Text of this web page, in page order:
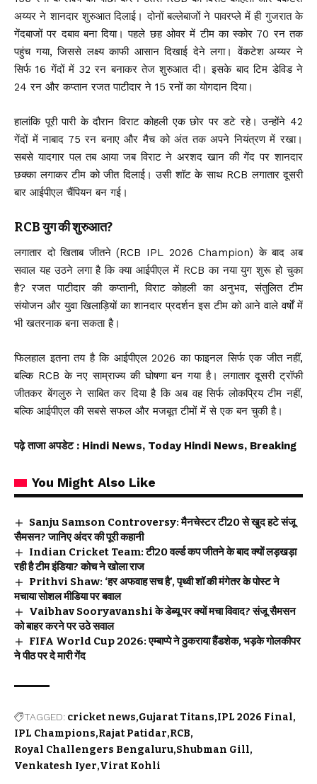
अय्यर ने शानदार शुरुआत दिलाई। दोनों बल्लेबाजों ने पावरप्ले में ही गुजरात के
गेंदबाजों पर दबाव बना दिया। पहले छह ओवर में टीम का स्कोर 70 रन तक
पहुंच गया, जिससे लक्ष्य काफी आसान दिखाई देने लगा। वेंकटेश अय्यर ने
सिर्फ 16 गेंदों में 32 रन बनाकर तेज शुरुआत दी। इसके बाद टिम डेविड ने
24 रन और कप्तान रजत पाटीदार ने 15 रनों का योगदान दिया।
हालांकि पूरी पारी के दौरान विराट कोहली एक छोर पर डटे रहे। उन्होंने 42
गेंदों में नाबाद 75 रन बनाए और मैच को अंत तक अपने नियंत्रण में रखा।
सबसे यादगार पल तब आया जब विराट ने अरशद खान की गेंद पर शानदार
छक्का लगाकर टीम को जीत दिलाई। उसी शॉट के साथ RCB लगातार दूसरी
बार आईपीएल चैंपियन बन गई।
RCB युग की शुरुआत?
लगातार दो खिताब जीतने (RCB IPL 2026 Champion) के बाद अब
सवाल यह उठने लगा है कि क्या आईपीएल में RCB का नया युग शुरू हो चुका
है? रजत पाटीदार की कप्तानी, विराट कोहली का अनुभव, संतुलित टीम
संयोजन और युवा खिलाड़ियों का शानदार प्रदर्शन इस टीम को आने वाले वर्षों में
भी खतरनाक बना सकता है।
फिलहाल इतना तय है कि आईपीएल 2026 का फाइनल सिर्फ एक जीत नहीं,
बल्कि RCB के नए साम्राज्य की घोषणा बन गया है। लगातार दूसरी ट्रॉफी
जीतकर बेंगलुरु ने साबित कर दिया है कि अब वह सिर्फ लोकप्रिय टीम नहीं,
बल्कि आईपीएल की सबसे सफल और मजबूत टीमों में से एक बन चुकी है।
पढ़े ताजा अपडेट : Hindi News, Today Hindi News, Breaking
You Might Also Like
Sanju Samson Controversy: मैनचेस्टर टी20 से खुद हटे संजू
सैमसन? जानिए अंदर की पूरी कहानी
Indian Cricket Team: टी20 वर्ल्ड कप जीतने के बाद क्यों लड़खड़ा
रही है टीम इंडिया? कोच ने खोला राज
Prithvi Shaw: ‘हर अफवाह सच है’, पृथ्वी शॉ की मंगेतर के पोस्ट ने
मचाया सोशल मीडिया पर बवाल
Vaibhav Sooryavanshi के डेब्यू पर क्यों मचा विवाद? संजू सैमसन
को बाहर करने पर उठे सवाल
FIFA World Cup 2026: एम्बाप्पे ने ठुकराया हैंडशेक, भड़के गोलकीपर
ने पीठ पर दे मारी गेंद
TAGGED: cricket news Gujarat Titans IPL 2026 Final
IPL Champions Rajat Patidar RCB
Royal Challengers Bengaluru Shubman Gill
Venkatesh Iyer Virat Kohli